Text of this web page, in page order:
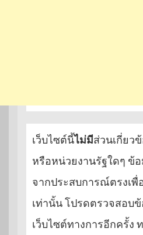
เว็บไซต์นี้ไม่มีส่วนเกี่ยว
หรือหน่วยงานรัฐใดๆ ข้
จากประสบการณ์ตรงเพื่
เท่านั้น โปรดตรวจสอบ
เว็บไซต์ทางการอีกครั้ง